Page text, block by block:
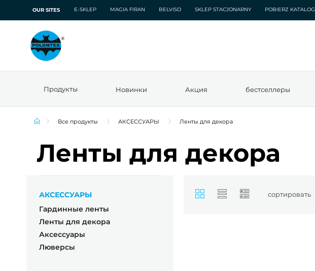
OUR SITES E-SKLEP MAGIA FIRAN BELVISO SKLEP STACJONARNY POBIERZ KATALOG
Продукты Новинки Акция бестселлеры
Все продукты АКСЕССУАРЫ Ленты для декора
Ленты для декора
АКСЕССУАРЫ
Гардинные ленты
Ленты для декора
Аксессуары
Люверсы
сортировать